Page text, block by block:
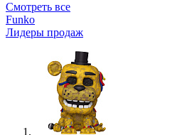
Смотреть все
Funko
Лидеры продаж